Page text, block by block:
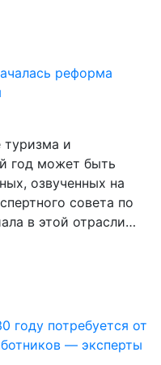
реформа
туризма и
год может быть
озвученных на
совета по
в этой отрасли…
году потребуется от
— эксперты